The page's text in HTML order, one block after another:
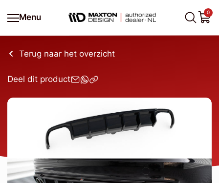
Menu
0
Terug naar het overzicht
Deel dit product